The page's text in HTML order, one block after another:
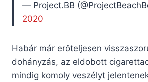
— Project.BB
2020
Habár már erőteljesen
dohányzás, az eldobott
mindig komoly veszélyt